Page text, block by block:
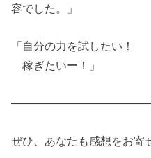
容でした。」
「自分の力を試したい！
稼ぎたいー！」
ぜひ、あなたも感想をお寄